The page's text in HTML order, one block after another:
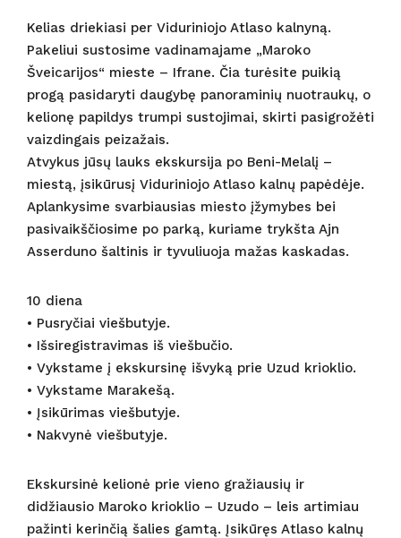
Kelias driekiasi per Viduriniojo Atlaso kalnyną.
Pakeliui sustosime vadinamajame „Maroko
Šveicarijos“ mieste – Ifrane. Čia turėsite puikią
progą pasidaryti daugybę panoraminių nuotraukų, o
kelionę papildys trumpi sustojimai, skirti pasigrožėti
vaizdingais peizažais.
Atvykus jūsų lauks ekskursija po Beni-Melalį –
miestą, įsikūrusį Viduriniojo Atlaso kalnų papėdėje.
Aplankysime svarbiausias miesto įžymybes bei
pasivaikščiosime po parką, kuriame trykšta Ajn
Asserduno šaltinis ir tyvuliuoja mažas kaskadas.
10 diena
• Pusryčiai viešbutyje.
• Išsiregistravimas iš viešbučio.
• Vykstame į ekskursinę išvyką prie Uzud krioklio.
• Vykstame Marakešą.
• Įsikūrimas viešbutyje.
• Nakvynė viešbutyje.
Ekskursinė kelionė prie vieno gražiausių ir
didžiausio Maroko krioklio – Uzudo – leis artimiau
pažinti kerinčią šalies gamtą. Įsikūręs Atlaso kalnų